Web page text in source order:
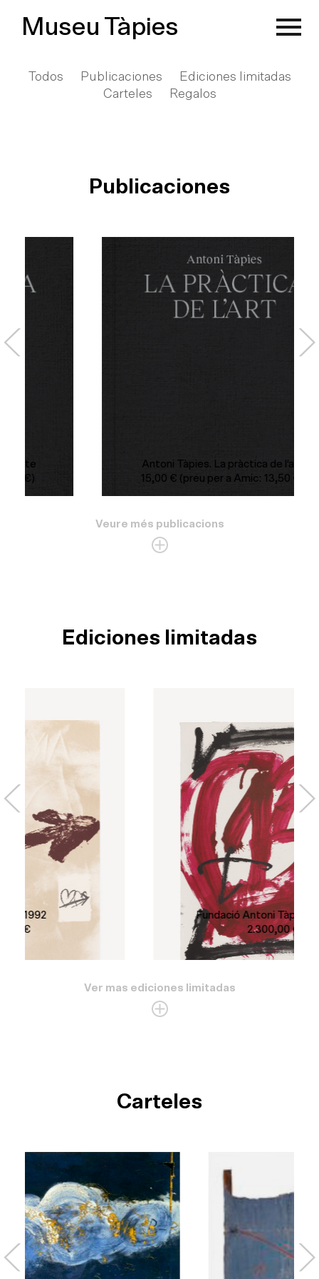
Museu Tàpies
Todos Publicaciones
Ediciones limitadas
Carteles
Regalos
Publicaciones
Antoni Tàpies. La pràctica de l’art
(preu per a Amic: 13,50 €)
Veure més publicacions
Ediciones limitadas
Fundació Antoni Tàpies, 15 anys
Ver mas ediciones limitadas
Carteles